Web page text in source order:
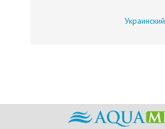
Украинский